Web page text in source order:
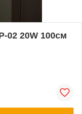
02 20W 100см